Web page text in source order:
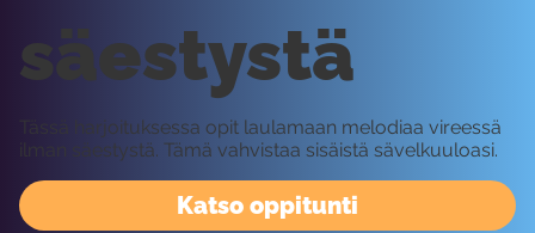
Katso oppitunti
säestystä
Tässä harjoituksessa opit laulamaan melodiaa vireessä
ilman säestystä. Tämä vahvistaa sisäistä sävelkuuloasi.